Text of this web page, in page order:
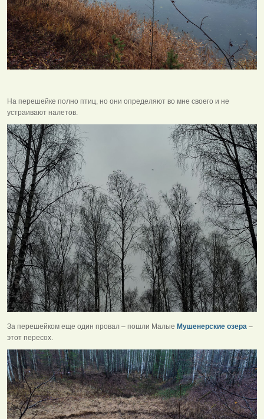
На перешейке полно птиц, но они определяют во мне своего и не
устраивают налетов.
За перешейком еще один провал – пошли Малые Мушенерские озера –
этот пересох.